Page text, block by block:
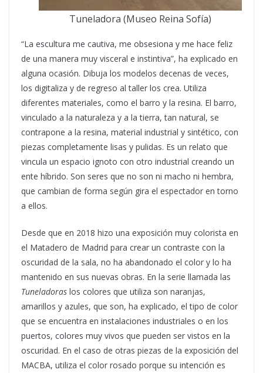
Tuneladora (Museo Reina Sofía)
“La escultura me cautiva, me obsesiona y me hace feliz
de una manera muy visceral e instintiva”, ha explicado en
alguna ocasión. Dibuja los modelos decenas de veces,
los digitaliza y de regreso al taller los crea. Utiliza
diferentes materiales, como el barro y la resina. El barro,
vinculado a la naturaleza y a la tierra, tan natural, se
contrapone a la resina, material industrial y sintético, con
piezas completamente lisas y pulidas. Es un relato que
vincula un espacio ignoto con otro industrial creando un
ente híbrido. Son seres que no son ni macho ni hembra,
que cambian de forma según gira el espectador en torno
a ellos.
Desde que en 2018 hizo una exposición muy colorista en
el Matadero de Madrid para crear un contraste con la
oscuridad de la sala, no ha abandonado el color y lo ha
mantenido en sus nuevas obras. En la serie llamada las
Tuneladoras los colores que utiliza son naranjas,
amarillos y azules, que son, ha explicado, el tipo de color
que se encuentra en instalaciones industriales o en los
puertos, colores muy vivos que pueden ser vistos en la
oscuridad. En el caso de otras piezas de la exposición del
MACBA, utiliza el color rosado porque su intención es